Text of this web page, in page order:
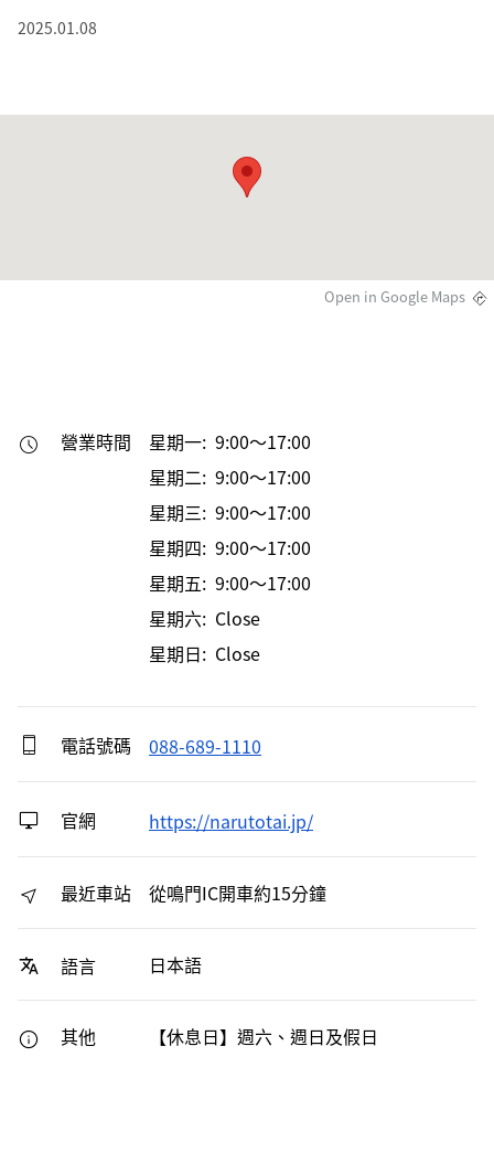
2025.01.08
Open in Google Maps
營業時間
星期一: 9:00～17:00
星期二: 9:00～17:00
星期三: 9:00～17:00
星期四: 9:00～17:00
星期五: 9:00～17:00
星期六: Close
星期日: Close
電話號碼 088-689-1110
官網 https://narutotai.jp/
最近車站 從鳴門IC開車約15分鐘
語言 日本語
其他 【休息日】週六、週日及假日